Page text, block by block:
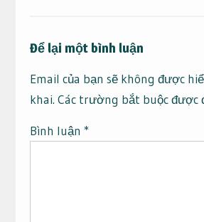
Để lại một bình luận
Email của bạn sẽ không được
khai. Các trường bắt buộc được
Bình luận *